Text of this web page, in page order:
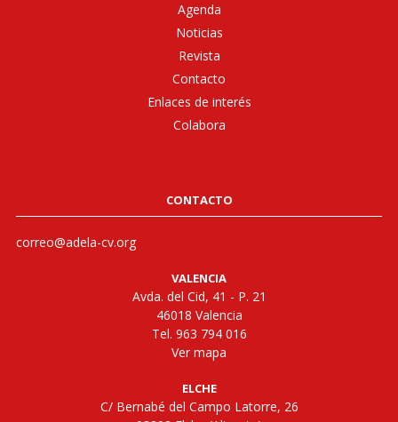
Agenda
Noticias
Revista
Contacto
Enlaces de interés
Colabora
CONTACTO
correo@adela-cv.org
VALENCIA
Avda. del Cid, 41 - P. 21
46018 Valencia
Tel. 963 794 016
Ver mapa
ELCHE
C/ Bernabé del Campo Latorre, 26